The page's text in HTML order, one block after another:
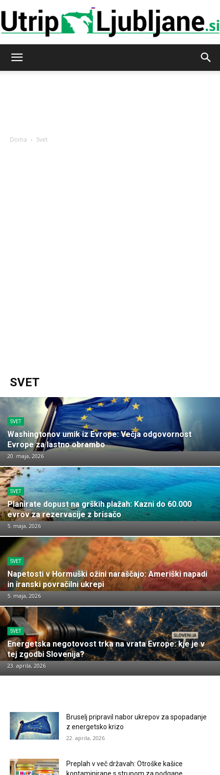
Doma Svet
SVET
SVET
Washingtonov umik iz Evrope: Večja odgovornost
Evrope za lastno obrambo
20. maja, 2026
SVET
Planirate dopust na grških plažah: Kazni do 60.000
evrov za rezervacije z brisačo
5. maja, 2026
SVET
Napetosti v Hormuški ožini naraščajo: Ameriški napadi
in iranski povračilni ukrepi
5. maja, 2026
SVET
Energetska negotovost trka na vrata Evrope: kje je v
tej zgodbi Slovenija?
23. aprila, 2026
Bruselj pripravil nabor ukrepov za spopadanje
z energetsko krizo
22. aprila, 2026
Preplah v več državah: Otroške kašice